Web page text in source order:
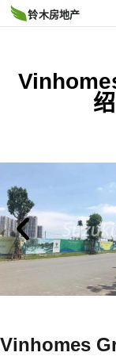
Vinhomes
铃木房地产